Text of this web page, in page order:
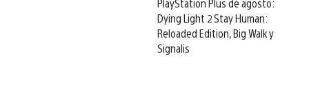
PlayStation Plus de agosto:
Dying Light 2 Stay Human:
Reloaded Edition, Big Walk y
Signalis